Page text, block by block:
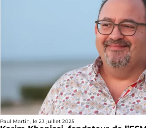
Paul Martin, le 23 juillet 2025